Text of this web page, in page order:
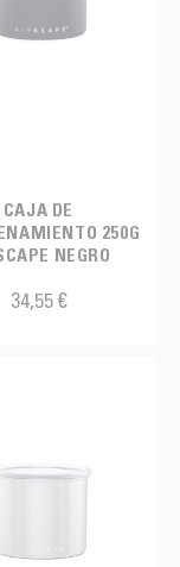
CAJA DE
250G
NEGRO
34,55 €